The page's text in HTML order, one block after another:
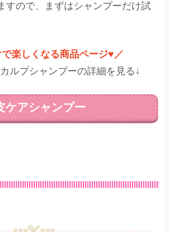
すので、まずはシャンプーだけ試
楽しくなる商品ページ♥／
ルプシャンプーの詳細を見る↓
ケアシャンプー